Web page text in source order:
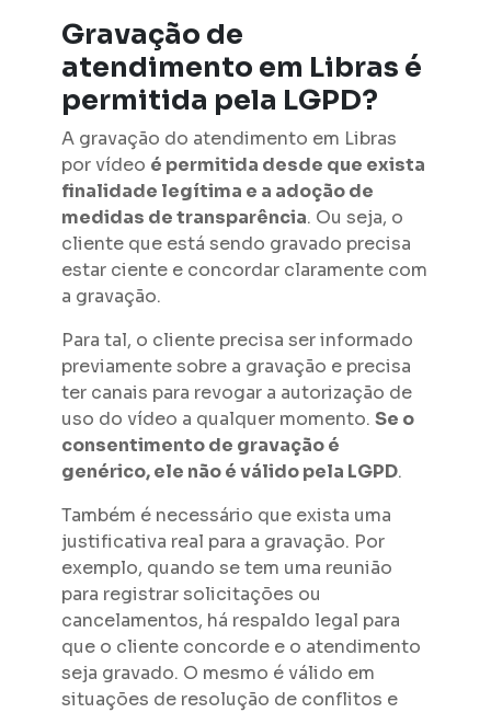
Gravação de
atendimento em Libras é
permitida pela LGPD?
A gravação do atendimento em Libras
por vídeo é permitida desde que exista
finalidade legítima e a adoção de
medidas de transparência. Ou seja, o
cliente que está sendo gravado precisa
estar ciente e concordar claramente com
a gravação.
Para tal, o cliente precisa ser informado
previamente sobre a gravação e precisa
ter canais para revogar a autorização de
uso do vídeo a qualquer momento. Se o
consentimento de gravação é
genérico, ele não é válido pela LGPD.
Também é necessário que exista uma
justificativa real para a gravação. Por
exemplo, quando se tem uma reunião
para registrar solicitações ou
cancelamentos, há respaldo legal para
que o cliente concorde e o atendimento
seja gravado. O mesmo é válido em
situações de resolução de conflitos e